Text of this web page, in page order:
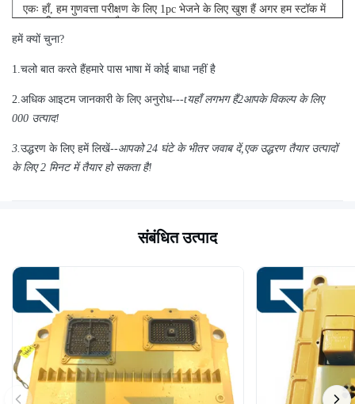
एकः हाँ, हम गुणवत्ता परीक्षण के लिए 1pc भेजने के लिए खुश हैं अगर हम स्टॉक में
आप की जरूरत आइटम है
हमें क्यों चुना?
1.चलो बात करते हैंहमारे पास भाषा में कोई बाधा नहीं है
2.अधिक आइटम जानकारी के लिए अनुरोध---tयहाँ लगभग हैं2आपके विकल्प के लिए
000 उत्पाद!
3.उद्धरण के लिए हमें लिखें--आपको 24 घंटे के भीतर जवाब दें,एक उद्धरण तैयार उत्पादों
के लिए 2 मिनट में तैयार हो सकता है!
संबंधित उत्पाद